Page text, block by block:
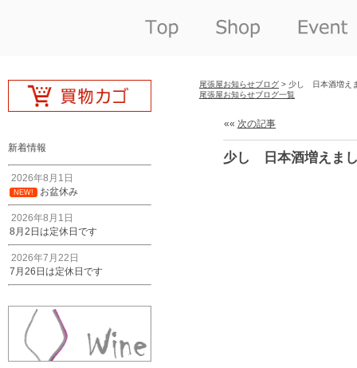
新着情報
2026年8月1日
NEW! お盆休み
2026年8月1日
8月2日は定休日です
2026年7月22日
7月26日は定休日です
尾張屋お知らせブログ > 少し 日本酒増え
尾張屋お知らせブログ一覧
«« 次の記事
少し 日本酒増えま